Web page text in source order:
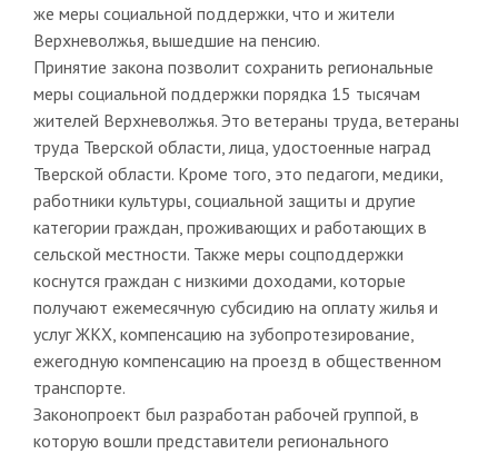
же меры социальной поддержки, что и жители
Верхневолжья, вышедшие на пенсию.
Принятие закона позволит сохранить региональные
меры социальной поддержки порядка 15 тысячам
жителей Верхневолжья. Это ветераны труда, ветераны
труда Тверской области, лица, удостоенные наград
Тверской области. Кроме того, это педагоги, медики,
работники культуры, социальной защиты и другие
категории граждан, проживающих и работающих в
сельской местности. Также меры соцподдержки
коснутся граждан с низкими доходами, которые
получают ежемесячную субсидию на оплату жилья и
услуг ЖКХ, компенсацию на зубопротезирование,
ежегодную компенсацию на проезд в общественном
транспорте.
Законопроект был разработан рабочей группой, в
которую вошли представители регионального